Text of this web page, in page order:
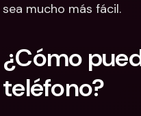
sea mucho más fácil.
¿Cómo
teléfono?